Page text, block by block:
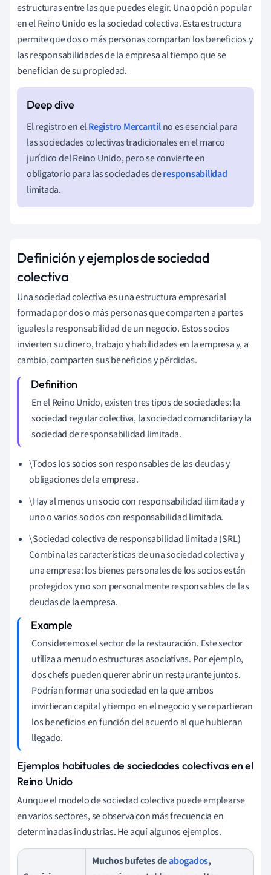
estructuras entre las que puedes elegir. Una opción popular
en el Reino Unido es la sociedad colectiva. Esta estructura
permite que dos o más personas compartan los beneficios y
las responsabilidades de la empresa al tiempo que se
benefician de su propiedad.
El registro en elRegistro Mercantilno es esencial para
las sociedades colectivas tradicionales en el marco
jurídico del Reino Unido, pero se convierte en
obligatorio para las sociedades deresponsabilidad
limitada.
Definición y ejemplos de sociedad
colectiva
Una sociedad colectiva es una estructura empresarial
formada por dos o más personas que comparten a partes
iguales la responsabilidad de un negocio. Estos socios
invierten su dinero, trabajo y habilidades en la empresa y, a
cambio, comparten sus beneficios y pérdidas.
En el Reino Unido, existen tres tipos de sociedades: la
sociedad regular colectiva, la sociedad comanditaria y la
sociedad de responsabilidad limitada.
\Todos los socios son responsables de las deudas y
obligaciones de la empresa.
\Hay al menos un socio con responsabilidad ilimitada y
uno o varios socios con responsabilidad limitada.
\Sociedad colectiva de responsabilidad limitada (SRL)
Combina las características de una sociedad colectiva y
una empresa: los bienes personales de los socios están
protegidos y no son personalmente responsables de las
deudas de la empresa.
Consideremos el sector de la restauración. Este sector
utiliza a menudo estructuras asociativas. Por ejemplo,
dos chefs pueden querer abrir un restaurante juntos.
Podrían formar una sociedad en la que ambos
invirtieran capital y tiempo en el negocio y se repartieran
los beneficios en función del acuerdo al que hubieran
llegado.
Ejemplos habituales de sociedades colectivas en el
Reino Unido
Aunque el modelo de sociedad colectiva puede emplearse
en varios sectores, se observa con más frecuencia en
determinadas industrias. He aquí algunos ejemplos.
Muchos bufetes deabogados,